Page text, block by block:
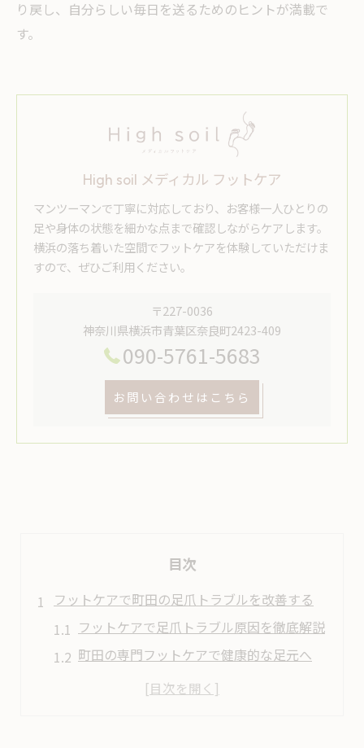
り戻し、自分らしい毎日を送るためのヒントが満載で
す。
High soil メディカル フットケア
マンツーマンで丁寧に対応しており、お客様一人ひとりの
足や身体の状態を細かな点まで確認しながらケアします。
横浜の落ち着いた空間でフットケアを体験していただけま
すので、ぜひご利用ください。
〒227-0036
神奈川県横浜市青葉区奈良町2423-409
090-5761-5683
お問い合わせはこちら
目次
フットケアで町田の足爪トラブルを改善する
フットケアで足爪トラブル原因を徹底解説
町田の専門フットケアで健康的な足元へ
足爪の悩み別フットケア実践ポイント